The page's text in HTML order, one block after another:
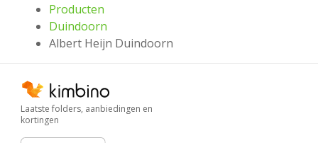
Producten
Duindoorn
Albert Heijn Duindoorn
Laatste folders, aanbiedingen en
kortingen